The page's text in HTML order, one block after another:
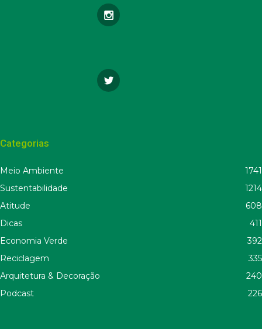
Categorias
Meio Ambiente
1741
Sustentabilidade
1214
Atitude
608
Dicas
411
Economia Verde
392
Reciclagem
335
Arquitetura & Decoração
240
Podcast
226